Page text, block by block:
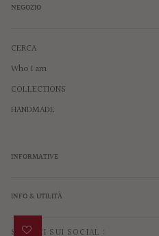
NEGOZIO
CERCA
Who I am
COLLECTIONS
HANDMADE
INFORMATIVE
INFO & UTILITÀ
SEGUICI SUI SOCIAL :